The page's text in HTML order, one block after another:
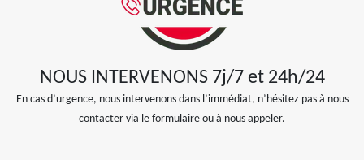
NOUS INTERVENONS 7j/7 et 24h/24
En cas d’urgence, nous intervenons dans l’immédiat, n’hésitez pas à nous
contacter via le formulaire ou à nous appeler.